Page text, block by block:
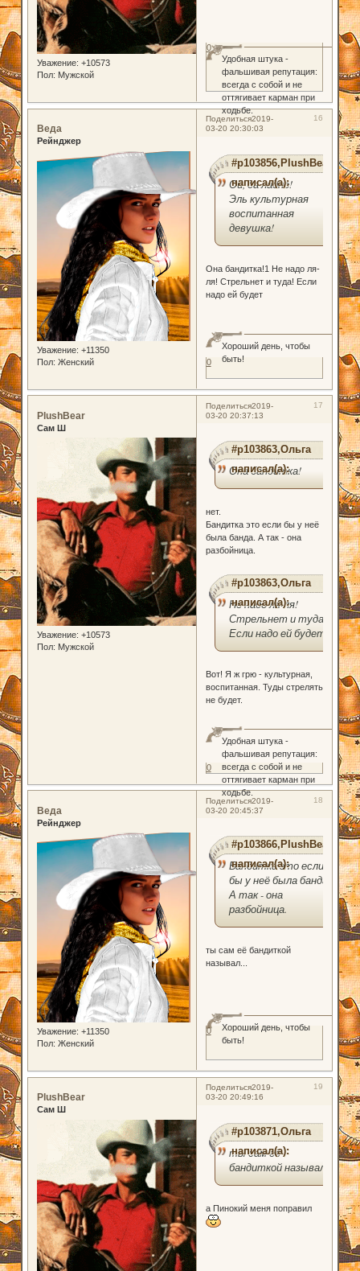
Уважение: +10573
Пол: Мужской
Удобная штука -
фальшивая репутация:
всегда с собой и не
оттягивает карман при
ходьбе.
0
Поделиться 16
2019-
03-20 20:30:03
Веда
Рейнджер
Уважение: +11350
Пол: Женский
#p103856,PlushBear
написал(а):
Ой, да ладно!
Эль культурная
воспитанная
девушка!
Она бандитка!1 Не надо ля-
ля! Стрельнет и туда! Если
надо ей будет
Хороший день, чтобы
быть!
0
Поделиться 17
2019-
03-20 20:37:13
PlushBear
Сам Ш
Уважение: +10573
Пол: Мужской
#p103863,Ольга
написал(а):
Она бандитка!
нет.
Бандитка это если бы у неё
была банда. А так - она
разбойница.
#p103863,Ольга
написал(а):
Не надо ля-ля!
Стрельнет и туда!
Если надо ей будет
Вот! Я ж грю - культурная,
воспитанная. Туды стрелять
не будет.
Удобная штука -
фальшивая репутация:
всегда с собой и не
оттягивает карман при
ходьбе.
0
Поделиться 18
2019-
03-20 20:45:37
Веда
Рейнджер
Уважение: +11350
Пол: Женский
#p103866,PlushBear
написал(а):
Бандитка это если
бы у неё была банда.
А так - она
разбойница.
ты сам её бандиткой
называл...
Хороший день, чтобы
быть!
0
Поделиться 19
2019-
03-20 20:49:16
PlushBear
Сам Ш
#p103871,Ольга
написал(а):
ты сам её
бандиткой называл...
а Пинокий меня поправил